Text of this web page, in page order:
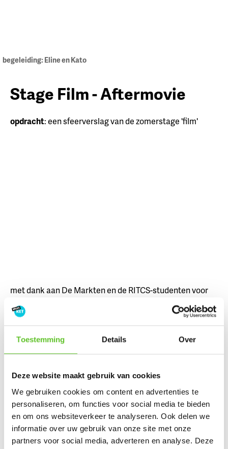
Toestemming Details Over
Deze website maakt gebruik van cookies
We gebruiken cookies om content en advertenties te
personaliseren, om functies voor social media te bieden
en om ons websiteverkeer te analyseren. Ook delen we
informatie over uw gebruik van onze site met onze
partners voor social media, adverteren en analyse. Deze
begeleiding: Eline en Kato
Stage Film - Aftermovie
opdracht: een sfeerverslag van de zomerstage 'film'
met dank aan De Markten en de RITCS-studenten voor
LEES MEER OVER
Reacties:
Laat hier jouw reactie
achter:
Een paar afspraken rond reageren